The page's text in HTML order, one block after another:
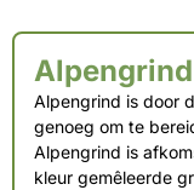
Alpengrind
Alpengrind is door
genoeg om te
Alpengrind is
kleur gemêleerde